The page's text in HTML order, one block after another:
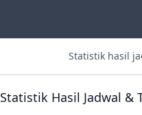
Statistik Hasil Jadwal &